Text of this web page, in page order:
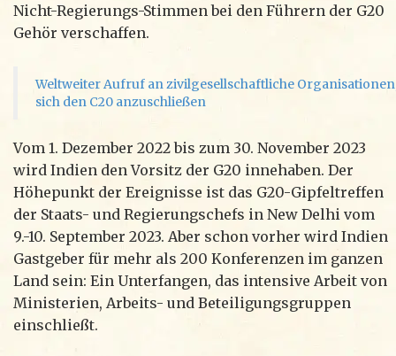
Nicht-Regierungs-Stimmen bei den Führern der G20
Gehör verschaffen.
Weltweiter Aufruf an zivilgesellschaftliche
sich den C20 anzuschließen
Vom 1. Dezember 2022 bis zum 30. November 2023
wird Indien den Vorsitz der G20 innehaben. Der
Höhepunkt der Ereignisse ist das G20-Gipfeltreffen
der Staats- und Regierungschefs in New Delhi vom
9.-10. September 2023. Aber schon vorher wird Indien
Gastgeber für mehr als 200 Konferenzen im ganzen
Land sein: Ein Unterfangen, das intensive Arbeit von
Ministerien, Arbeits- und Beteiligungsgruppen
einschließt.